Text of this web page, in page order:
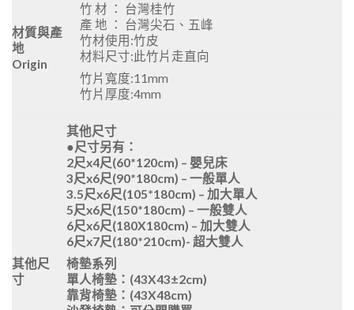
材質與產
地
Origin
竹 材 ： 台灣桂竹
產 地 ： 台灣尖石、五峰
竹材使用:竹皮
材料尺寸:此竹片走直向
竹片寬度:11mm
竹片厚度:4mm
其他尺
寸
其他尺寸
●尺寸另有：
2尺x4尺(60*120cm) – 嬰兒床
3尺x6尺(90*180cm) – 一般單人
3.5尺x6尺(105*180cm) – 加大單人
5尺x6尺(150*180cm) – 一般雙人
6尺x6尺(180X180cm) – 加大雙人
6尺x7尺(180*210cm)- 超大雙人
椅墊系列
單人椅墊：(43X43±2cm)
靠背椅墊：(43X48cm)